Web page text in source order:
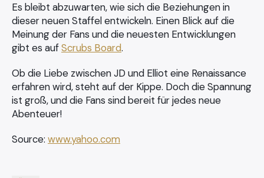
Es bleibt abzuwarten, wie sich die Beziehungen in
dieser neuen Staffel entwickeln. Einen Blick auf die
Meinung der Fans und die neuesten Entwicklungen
gibt es aufScrubs Board.
Ob die Liebe zwischen JD und Elliot eine Renaissance
erfahren wird, steht auf der Kippe. Doch die Spannung
ist groß, und die Fans sind bereit für jedes neue
Abenteuer!
Source: www.yahoo.com
for: